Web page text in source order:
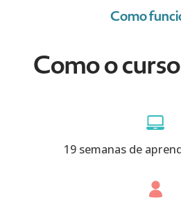
Como
Como o
19 semanas de